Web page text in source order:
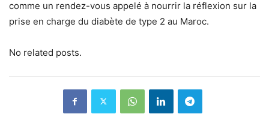
comme un rendez-vous appelé à nourrir la réflexion sur la
prise en charge du diabète de type 2 au Maroc.
No related posts.